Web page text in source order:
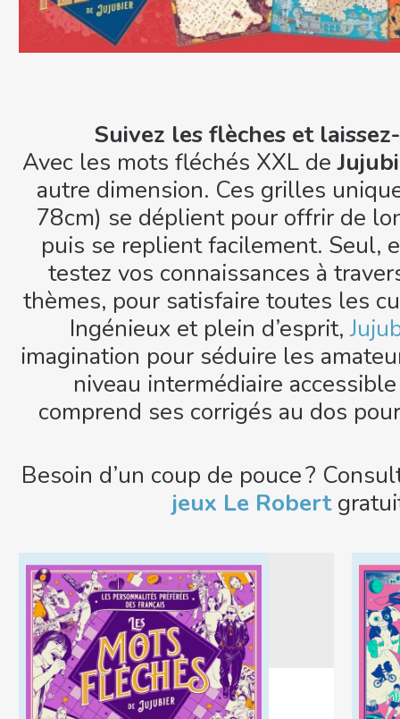
Suivez les flèches et
Avec les mots fléchés XXL de
autre dimension. Ces grilles
78cm) se déplient pour offrir de
puis se replient facilement. Seul,
testez vos connaissances à
thèmes, pour satisfaire toutes les
Ingénieux et plein d’esprit,
imagination pour séduire les
niveau intermédiaire
comprend ses corrigés au dos
Besoin d’un coup de pouce ?
jeux Le Robert